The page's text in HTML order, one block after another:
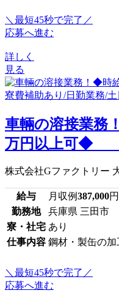
＼最短45秒で完了／
応募へ進む
詳しく
見る
車輛の溶接業務
万円以上可◆
株式会社Gファクトリー
給与 月収例387,000円
勤務地
兵庫県 三田市
寮・社宅 あり
仕事内容 鋼材・製缶の加
＼最短45秒で完了／
応募へ進む